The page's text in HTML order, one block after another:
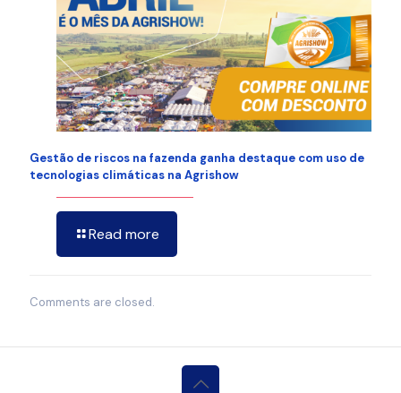
Gestão de riscos na fazenda ganha destaque com uso de
tecnologias climáticas na Agrishow
Read more
Comments are closed.